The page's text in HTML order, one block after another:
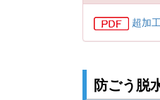
超加
防ごう脱